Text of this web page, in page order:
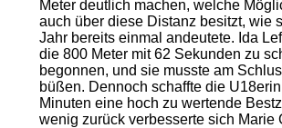
Meter deutlich machen, welche
auch über diese Distanz besitzt, wie
Jahr bereits einmal andeutete. Ida
die 800 Meter mit 62 Sekunden zu
begonnen, und sie musste am
büßen. Dennoch schaffte die
Minuten eine hoch zu wertende
wenig zurück verbesserte sich Marie